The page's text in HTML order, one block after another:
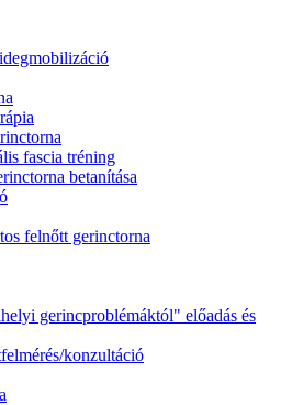
fascia tréning
betanítása
felnőtt gerinctorna
gerincproblémáktól" előadás és
konzultáció